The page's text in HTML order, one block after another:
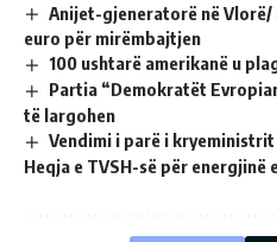
Anijet-gjeneratorë në Vlorë/
euro për mirëmbajtjen
100 ushtarë amerikanë u
Partia “Demokratët
të largohen
Vendimi i parë i
Heqja e TVSH-së për